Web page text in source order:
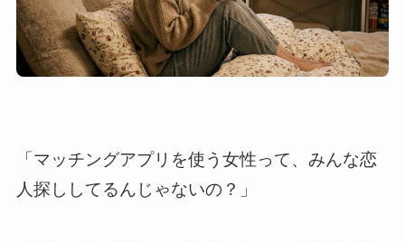
「マッチングアプリを使う女性って、みんな恋
人探ししてるんじゃないの？」